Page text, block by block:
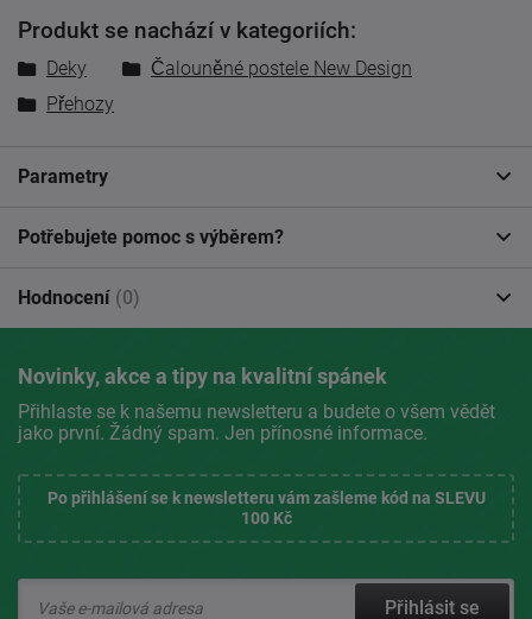
Produkt se nachází v kategoriích:
Deky
Čalouněné postele New Design
Přehozy
Parametry
Potřebujete pomoc s výběrem?
Hodnocení (0)
Novinky, akce a tipy na kvalitní spánek
Přihlaste se k našemu newsletteru a budete o všem vědět
jako první. Žádný spam. Jen přínosné informace.
Po přihlášení se k newsletteru vám zašleme kód na SLEVU
100 Kč
Přihlásit se